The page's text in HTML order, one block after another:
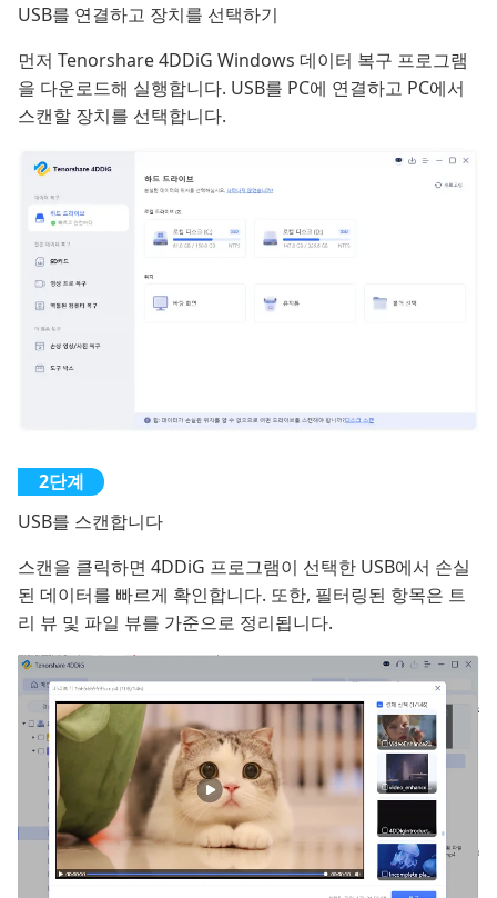
USB를 연결하고 장치를 선택하기
먼저 Tenorshare 4DDiG Windows 데이터 복구 프로그램
을 다운로드해 실행합니다. USB를 PC에 연결하고 PC에서
스캔할 장치를 선택합니다.
USB를 스캔합니다
스캔을 클릭하면 4DDiG 프로그램이 선택한 USB에서 손실
된 데이터를 빠르게 확인합니다. 또한, 필터링된 항목은 트
리 뷰 및 파일 뷰를 가준으로 정리됩니다.